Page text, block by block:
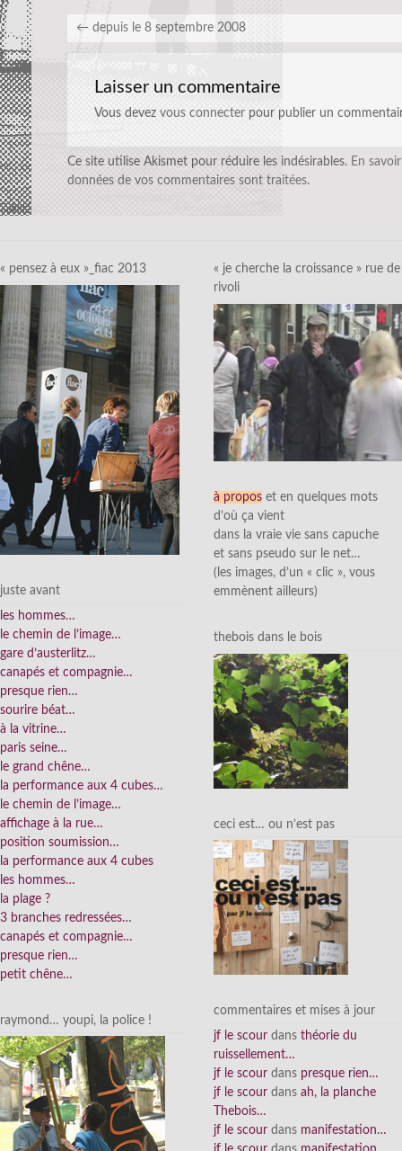
← depuis le 8 septembre 2008
Laisser un commentaire
Vous devez vous connecter pour publier un
Ce site utilise Akismet pour réduire les indésirables. En
données de vos commentaires sont traitées.
« pensez à eux »_fiac 2013
juste avant
les hommes…
le chemin de l’image…
gare d’austerlitz…
canapés et compagnie…
presque rien…
sourire béat…
à la vitrine…
paris seine…
le grand chêne…
la performance aux 4 cubes…
le chemin de l’image…
affichage à la rue…
position soumission…
la performance aux 4 cubes
les hommes…
la plage ?
3 branches redressées…
canapés et compagnie…
presque rien…
petit chêne…
raymond… youpi, la police !
« je cherche la croissance » rue de
rivoli
à propos et en quelques mots
d’où ça vient
dans la vraie vie sans capuche
et sans pseudo sur le net…
(les images, d’un « clic », vous
emmènent ailleurs)
thebois dans le bois
ceci est… ou n’est pas
commentaires et mises à jour
jf le scour dans théorie du
ruissellement…
jf le scour dans presque rien…
jf le scour dans ah, la planche
Thebois…
jf le scour dans manifestation…